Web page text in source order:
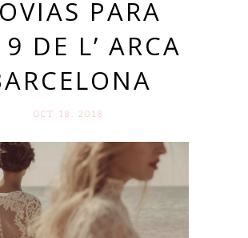
PARA
DE L’ ARCA
OCT 18. 2018